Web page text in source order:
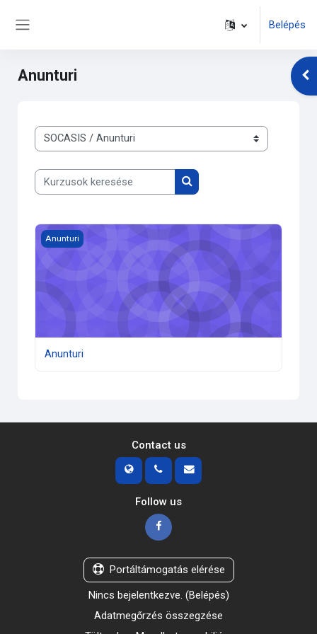
Belépés
Anunturi
Kurzuskategóriák
Kurzusok keresése
Kurzusok keresése
Kurzuskép Anunturi
Anunturi
Anunturi
Contact us
Follow us
Portáltámogatás elérése
Nincs bejelentkezve. (Belépés)
Adatmegőrzés összegzése